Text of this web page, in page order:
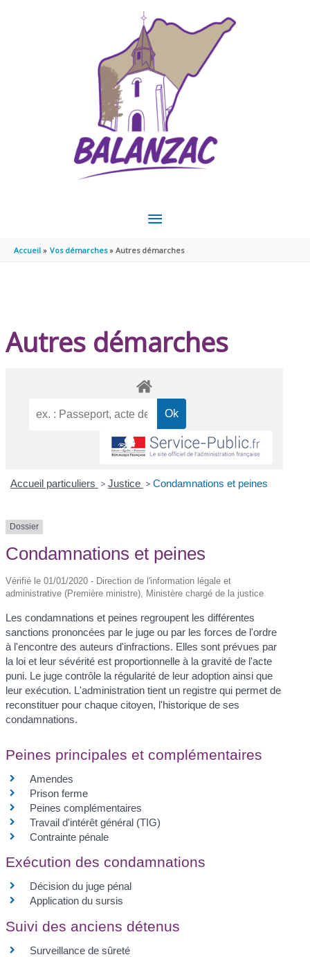
MENU
PRINCIPAL
Accueil Vos démarches Autres démarches
Autres démarches
Accueil particuliers > Justice > Condamnations et peines
Dossier
Condamnations et peines
Vérifié le 01/01/2020 - Direction de l'information légale et
administrative (Première ministre), Ministère chargé de la justice
Les condamnations et peines regroupent les différentes
sanctions prononcées par le juge ou par les forces de l'ordre
à l'encontre des auteurs d'infractions. Elles sont prévues par
la loi et leur sévérité est proportionnelle à la gravité de l'acte
puni. Le juge contrôle la régularité de leur adoption ainsi que
leur exécution. L'administration tient un registre qui permet de
reconstituer pour chaque citoyen, l'historique de ses
condamnations.
Peines principales et complémentaires
Amendes
Prison ferme
Peines complémentaires
Travail d'intérêt général (TIG)
Contrainte pénale
Exécution des condamnations
Décision du juge pénal
Application du sursis
Suivi des anciens détenus
Surveillance de sûreté